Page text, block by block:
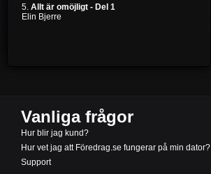
5. Allt är omöjligt - Del 1
Elin Bjerre
Vanliga frågor
Hur blir jag kund?
Hur vet jag att Föredrag.se fungerar på min dator?
Support